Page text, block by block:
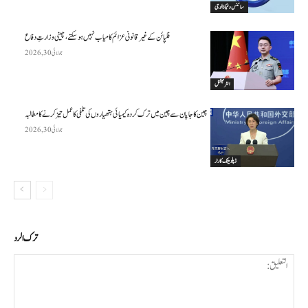
سائنس وٹیکنالوجی
انٹرنیشنل
فلپائن کے غیر قانونی عزائم کامیاب نہیں ہو سکتے ، چینی وزارتِ دفاع
جولائی 30, 2026
ڈپلومیٹک کارنر
چین کا جاپان سے چین میں ترک کردہ کیمیائی ہتھیاروں کی تلفی کا عمل تیز کرنے کا مطالبہ
جولائی 30, 2026
ترك الرد